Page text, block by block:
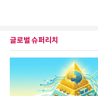
글로벌 슈퍼리치